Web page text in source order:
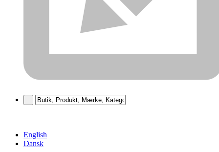
English
Dansk